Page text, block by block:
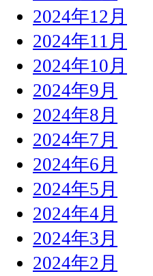
2024年12月
2024年11月
2024年10月
2024年9月
2024年8月
2024年7月
2024年6月
2024年5月
2024年4月
2024年3月
2024年2月